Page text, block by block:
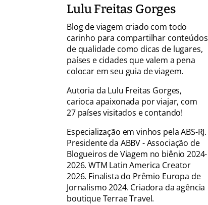
Lulu Freitas Gorges
Blog de viagem criado com todo
carinho para compartilhar conteúdos
de qualidade como dicas de lugares,
países e cidades que valem a pena
colocar em seu guia de viagem.
Autoria da Lulu Freitas Gorges,
carioca apaixonada por viajar, com
27 países visitados e contando!
Especialização em vinhos pela ABS-RJ.
Presidente da ABBV - Associação de
Blogueiros de Viagem no biênio 2024-
2026. WTM Latin America Creator
2026. Finalista do Prêmio Europa de
Jornalismo 2024. Criadora da agência
boutique Terrae Travel.